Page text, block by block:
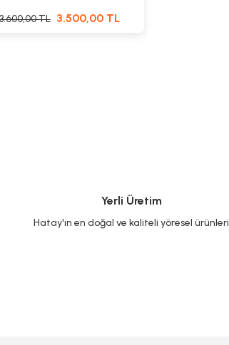
TL 3.500,00 TL
Yerli Üretim
Hatay'ın en doğal ve kaliteli yöresel ürünleri